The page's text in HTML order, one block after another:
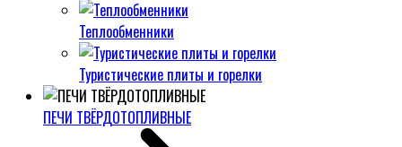
Теплообменники
Туристические плиты и горелки
ПЕЧИ ТВЁРДОТОПЛИВНЫЕ